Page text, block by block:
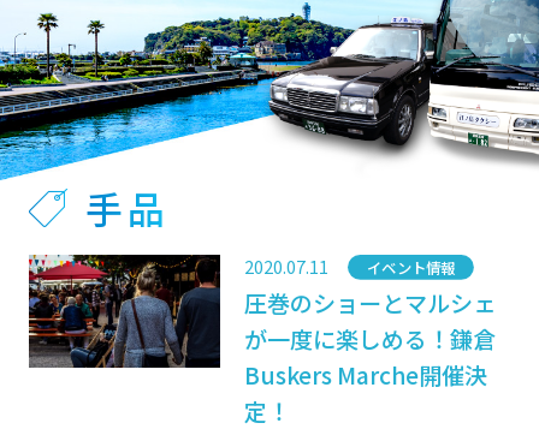
手品
圧巻のショーとマルシェ
が一度に楽しめる！鎌倉
Buskers Marche開催決
定！
2020.07.11 カテゴリー
イベント情報